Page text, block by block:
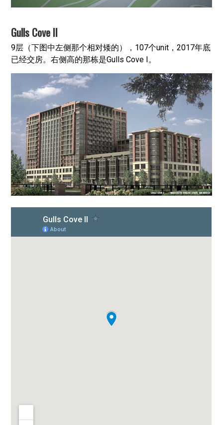
Gulls Cove II
9层（下图中左侧那个相对矮的），107个unit，2017年底
已经交房。右侧高的那栋是Gulls Cove I。